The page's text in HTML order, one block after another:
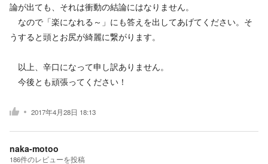
論が出ても、それは衝動の結論にはなりません。
なので「楽になれる～」にも答えを出してあげてください。そ
うすると頭とお尻が綺麗に繋がります。
以上、辛口になって申し訳ありません。
今後とも頑張ってください！
2017年4月28日 18:13
naka-motoo
186件のレビューを投稿